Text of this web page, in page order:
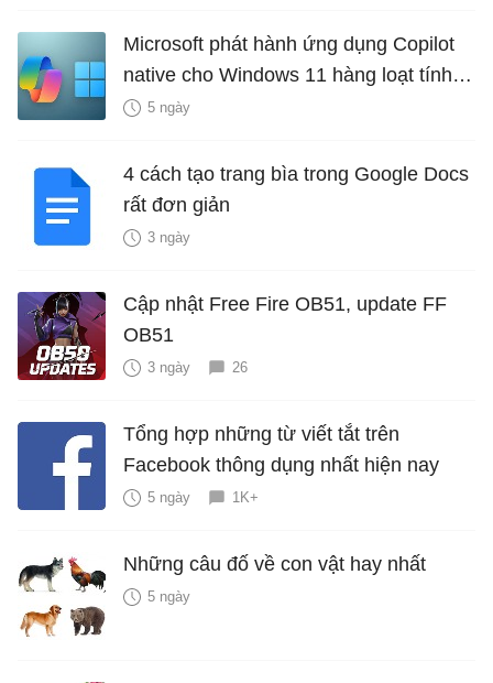
Microsoft phát hành ứng dụng Copilot
native cho Windows 11 hàng loạt tính
năng mới Hữu Ích
5 ngày
4 cách tạo trang bìa trong Google Docs
rất đơn giản
3 ngày
Cập nhật Free Fire OB51, update FF
OB51
3 ngày 26
Tổng hợp những từ viết tắt trên
Facebook thông dụng nhất hiện nay
5 ngày 1K+
Những câu đố về con vật hay nhất
5 ngày